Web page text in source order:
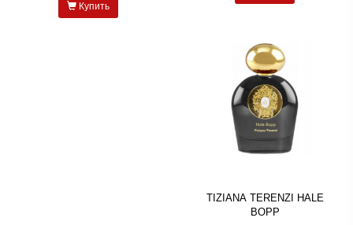
Купить
TIZIANA TERENZI HALE
BOPP